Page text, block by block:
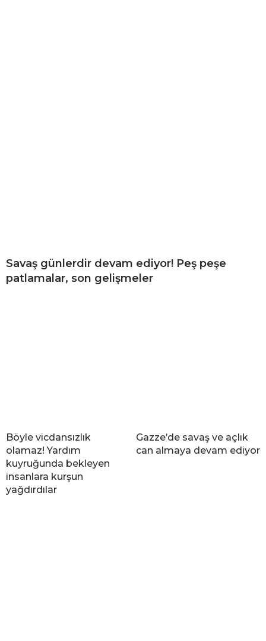
Savaş günlerdir devam ediyor! Peş peşe
patlamalar, son gelişmeler
Böyle vicdansızlık
olamaz! Yardım
kuyruğunda bekleyen
insanlara kurşun
yağdırdılar
Gazze’de savaş ve açlık
can almaya devam ediyor